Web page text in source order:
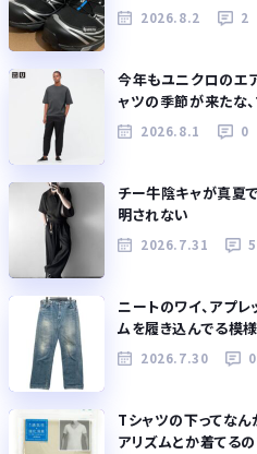
2026.8.2 2
今年もユニクロのエ
ャツの季節が来たな
2026.8.1 0
チー牛陰キャが真夏
明されない
2026.7.31 5
ニートのワイ、アプ
ムを履き込んでる模様
2026.7.30 0
Tシャツの下ってな
アリズムとか着てるの